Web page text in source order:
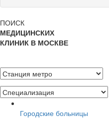
ПОИСК
МЕДИЦИНСКИХ
КЛИНИК В МОСКВЕ
Городские больницы